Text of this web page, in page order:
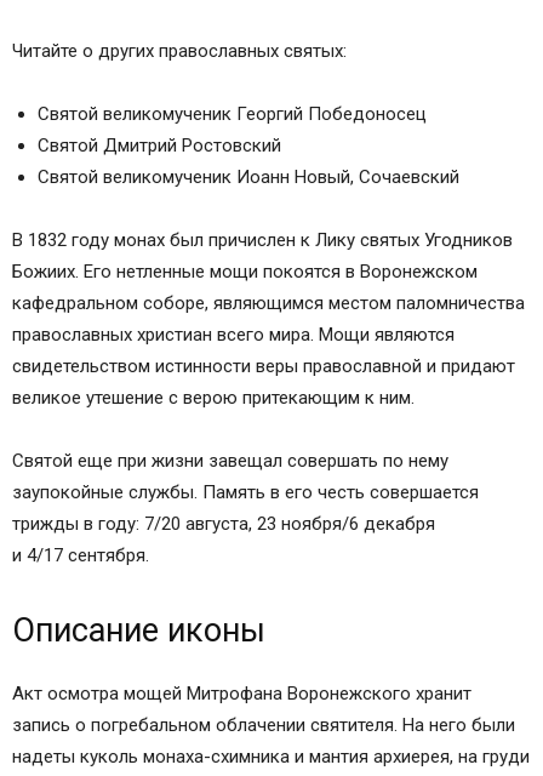
Читайте о других православных святых:
Святой великомученик Георгий Победоносец
Святой Дмитрий Ростовский
Святой великомученик Иоанн Новый, Сочаевский
В 1832 году монах был причислен к Лику святых Угодников
Божиих. Его нетленные мощи покоятся в Воронежском
кафедральном соборе, являющимся местом паломничества
православных христиан всего мира. Мощи являются
свидетельством истинности веры православной и придают
великое утешение с верою притекающим к ним.
Святой еще при жизни завещал совершать по нему
заупокойные службы. Память в его честь совершается
трижды в году: 7/20 августа, 23 ноября/6 декабря
и 4/17 сентября.
Описание иконы
Акт осмотра мощей Митрофана Воронежского хранит
запись о погребальном облачении святителя. На него были
надеты куколь монаха-схимника и мантия архиерея, на груди